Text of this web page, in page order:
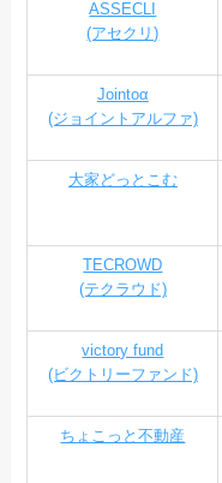
ASSECLI
(アセクリ)
Jointoα
(ジョイントアルファ)
大家どっとこむ
TECROWD
(テクラウド)
victory fund
(ビクトリーファンド)
ちょこっと不動産